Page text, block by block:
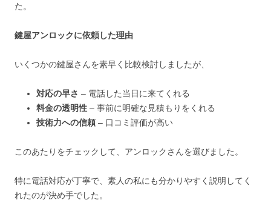
た。
鍵屋アンロックに依頼した理由
いくつかの鍵屋さんを素早く比較検討しましたが、
対応の早さ – 電話した当日に来てくれる
料金の透明性 – 事前に明確な見積もりをくれる
技術力への信頼 – 口コミ評価が高い
このあたりをチェックして、アンロックさんを選びました。
特に電話対応が丁寧で、素人の私にも分かりやすく説明してく
れたのが決め手でした。